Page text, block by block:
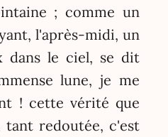
; comme un
l'après-midi, un
dans le ciel, se dit
lune, je me
! cette vérité que
tant redoutée, c'est